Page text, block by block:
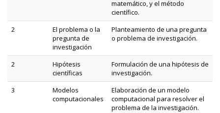
matemático, y el método
científico.
2
El problema o la
pregunta de
investigación
Planteamiento de una pregunta
o problema de investigación.
2
Hipótesis
científicas
Formulación de una hipótesis de
investigación.
3
Modelos
computacionales
Elaboración de un modelo
computacional para resolver el
problema de la investigación.